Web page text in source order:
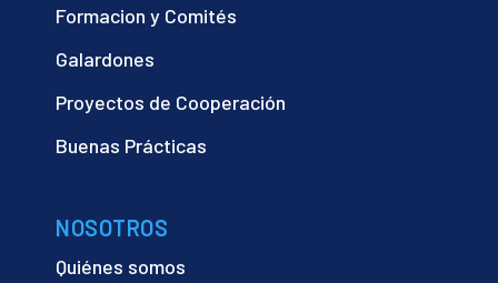
Formacion y Comités
Galardones
Proyectos de Cooperación
Buenas Prácticas
NOSOTROS
Quiénes somos